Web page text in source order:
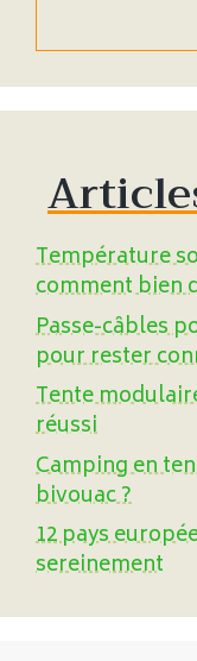
Température
comment bien
Passe-câbles
pour rester
Tente
réussi
Camping en
bivouac ?
12 pays
sereinement